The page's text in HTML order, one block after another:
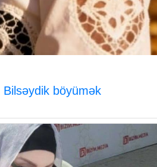
Bilsəydik böyümək